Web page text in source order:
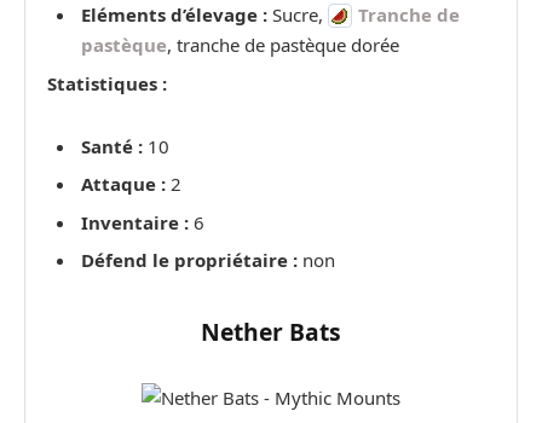
Eléments d’élevage : Sucre,
Tranche de
pastèque, tranche de pastèque dorée
Statistiques :
Santé : 10
Attaque : 2
Inventaire : 6
Défend le propriétaire : non
Nether Bats